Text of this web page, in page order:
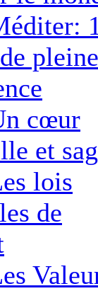
pleine
cœur
et
lois
de